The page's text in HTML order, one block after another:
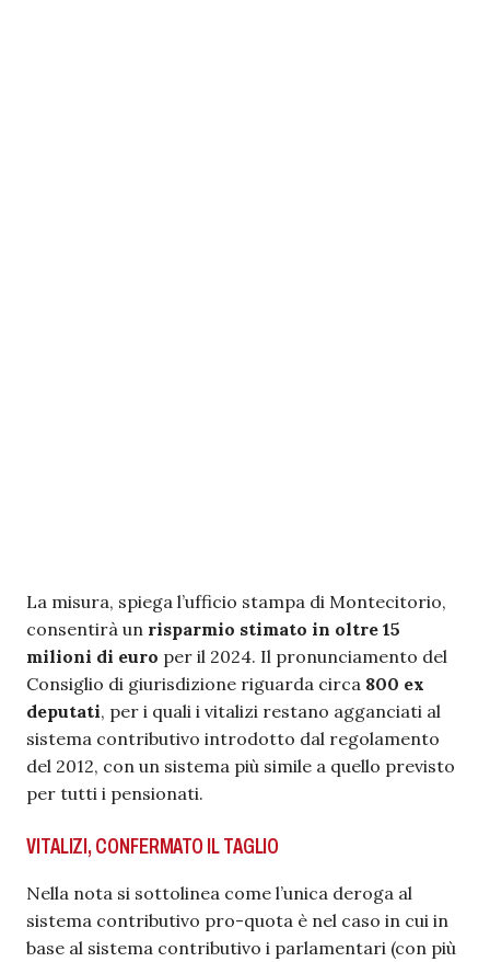
La misura, spiega l’ufficio stampa di Montecitorio,
consentirà un risparmio stimato in oltre 15
milioni di euro per il 2024. Il pronunciamento del
Consiglio di giurisdizione riguarda circa 800 ex
deputati, per i quali i vitalizi restano agganciati al
sistema contributivo introdotto dal regolamento
del 2012, con un sistema più simile a quello previsto
per tutti i pensionati.
VITALIZI, CONFERMATO IL TAGLIO
Nella nota si sottolinea come l’unica deroga al
sistema contributivo pro-quota è nel caso in cui in
base al sistema contributivo i parlamentari (con più